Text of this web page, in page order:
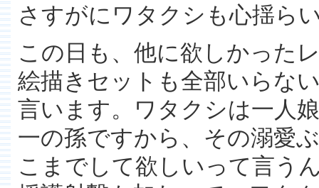
さすがにワタクシも心揺ら
この日も、他に欲しかった
絵描きセットも全部いらな
言います。ワタクシは一人
一の孫ですから、その溺愛
こまでして欲しいって言う